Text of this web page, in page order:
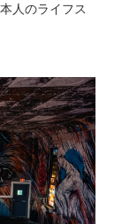
人のライフス